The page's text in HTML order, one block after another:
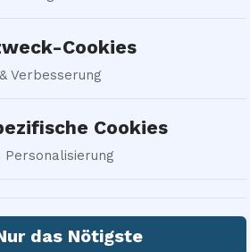
Freud
Menschen ist
Cookies
Verbesserung
Cookies
Personalisierung
das Nötigste